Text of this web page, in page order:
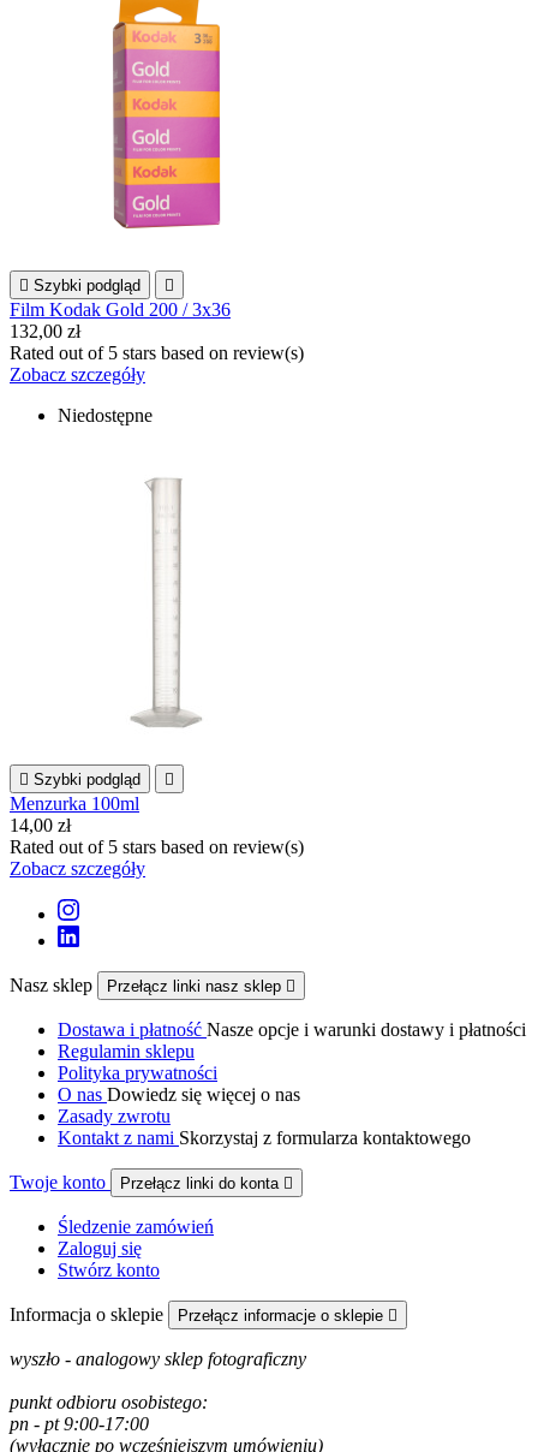
 Szybki podgląd 
Film Kodak Gold 200 / 3x36
132,00 zł
Rated out of 5 stars based on review(s)
Zobacz szczegóły
Niedostępne
 Szybki podgląd 
Menzurka 100ml
14,00 zł
Rated out of 5 stars based on review(s)
Zobacz szczegóły
Nasz sklep Przełącz linki nasz sklep 
Dostawa i płatność Nasze opcje i warunki dostawy i płatności
Regulamin sklepu
Polityka prywatności
O nas Dowiedz się więcej o nas
Zasady zwrotu
Kontakt z nami Skorzystaj z formularza kontaktowego
Twoje konto Przełącz linki do konta 
Śledzenie zamówień
Zaloguj się
Stwórz konto
Informacja o sklepie Przełącz informacje o sklepie 
wyszło - analogowy sklep fotograficzny
punkt odbioru osobistego:
pn - pt 9:00-17:00
(wyłącznie po wcześniejszym umówieniu)